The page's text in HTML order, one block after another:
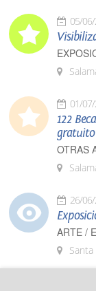
05/
01/
122
gratuito
OTRAS
26/
ARTE /